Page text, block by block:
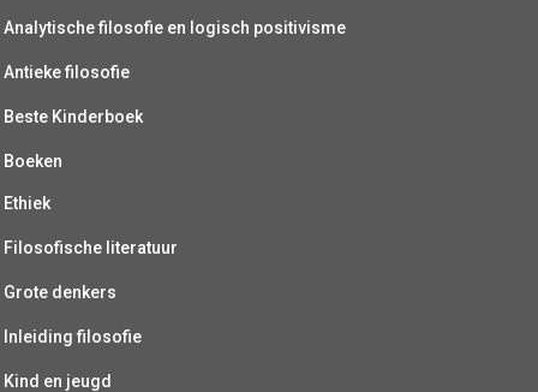
Analytische filosofie en logisch positivisme
Antieke filosofie
Beste Kinderboek
Boeken
Ethiek
Filosofische literatuur
Grote denkers
Inleiding filosofie
Kind en jeugd